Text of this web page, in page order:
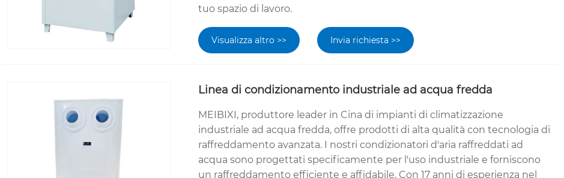
tuo spazio di lavoro.
Visualizza altro >> Invia richiesta >>
Linea di condizionamento industriale ad acqua fredda
MEIBIXI, produttore leader in Cina di impianti di climatizzazione
industriale ad acqua fredda, offre prodotti di alta qualità con tecnologia di
raffreddamento avanzata. I nostri condizionatori d'aria raffreddati ad
acqua sono progettati specificamente per l'uso industriale e forniscono
un raffreddamento efficiente e affidabile. Con 17 anni di esperienza nel